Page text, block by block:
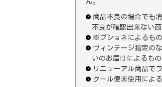
商品不良の場合でも
不良が確認出来ない
※ブショネによるもの
ヴィンテージ指定の
いのお届けによるもの
リニューアル商品で
クール便未使用によ